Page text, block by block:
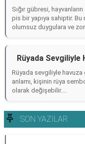
Sığır gübresi,
pis bir yapıya sahiptir. Bu
olumsuz duygulara ve
Rüyada Sevgiliyle
Rüyada sevgiliyle havuza
anlamı, kişinin rüya
olarak değişebilir....
SON YAZILAR